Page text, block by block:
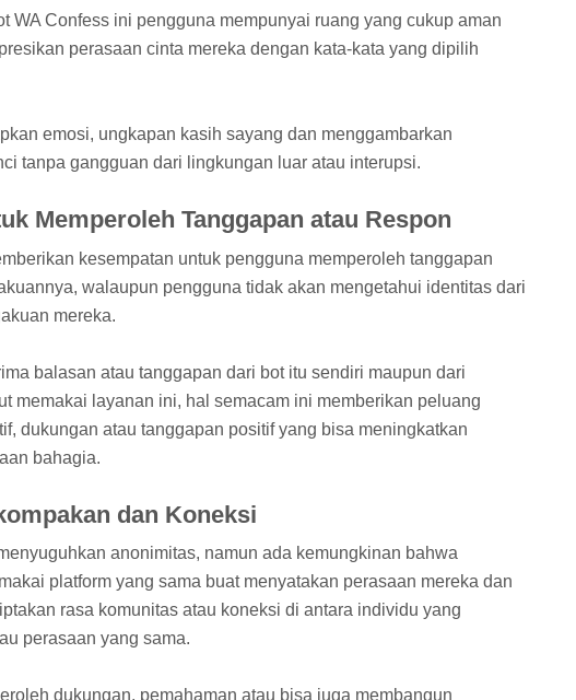
WA Confess ini pengguna mempunyai ruang yang cukup aman
perasaan cinta mereka dengan kata-kata yang dipilih
emosi, ungkapan kasih sayang dan menggambarkan
tanpa gangguan dari lingkungan luar atau interupsi.
Memperoleh Tanggapan atau Respon
kesempatan untuk pengguna memperoleh tanggapan
walaupun pengguna tidak akan mengetahui identitas dari
mereka.
balasan atau tanggapan dari bot itu sendiri maupun dari
memakai layanan ini, hal semacam ini memberikan peluang
dukungan atau tanggapan positif yang bisa meningkatkan
bahagia.
dan Koneksi
anonimitas, namun ada kemungkinan bahwa
platform yang sama buat menyatakan perasaan mereka dan
rasa komunitas atau koneksi di antara individu yang
perasaan yang sama.
dukungan, pemahaman atau bisa juga membangun